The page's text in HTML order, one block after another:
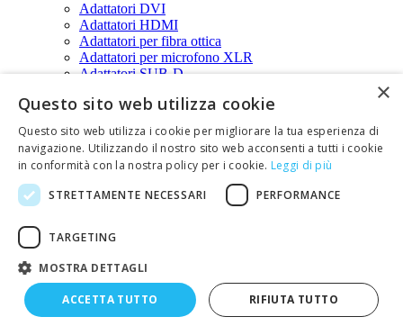
Adattatori DVI
Adattatori HDMI
Adattatori per fibra ottica
Adattatori per microfono XLR
Adattatori SUB-D
Adattatori USB
Connettori a perforazione di isolante
Connettori a perforazione d'isolante (femmina
volanti)
Connettori a perforazione d'isolante (maschi da
c.s.)
Connettori a perforazione d'isolante (maschi
Connettori AMP MODU
Connettori AMP MODU II
Connettori AMP MODU II (FEMMINE)
Connettori AMP MODU II (MASCHI)
Connettori circolari multipolari
×
Questo sito web utilizza cookie
Questo sito web utilizza i cookie per migliorare la tua esperienza di
navigazione. Utilizzando il nostro sito web acconsenti a tutti i cookie
in conformità con la nostra policy per i cookie. Leggi di più
STRETTAMENTE NECESSARI
PERFORMANCE
TARGETING
MOSTRA DETTAGLI
ACCETTA TUTTO RIFIUTA TUTTO